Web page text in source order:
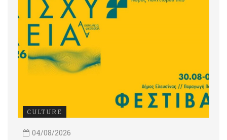
CULTURE
04/08/2026